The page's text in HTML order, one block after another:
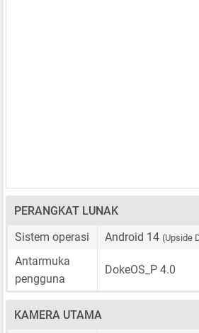
PERANGKAT LUNAK
Sistem operasi
Android 14 (Upside
Antarmuka
pengguna
DokeOS_P 4.0
KAMERA UTAMA